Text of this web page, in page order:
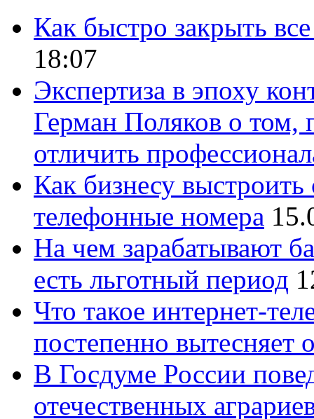
Как быстро закрыть
18:07
Экспертиза в эпоху
Герман Поляков о том,
отличить
Как бизнесу
телефонные номера
На чем зарабатывают
есть льготный период
Что такое интернет-
постепенно вытесняет
В Госдуме России
отечественных